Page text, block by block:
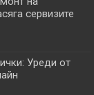
сервизите
Уреди от